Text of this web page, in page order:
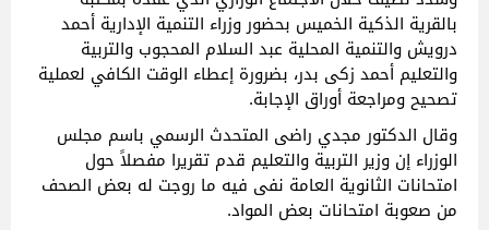
بالقرية الذكية الخميس بحضور وزراء التنمية الإدارية أحمد
درويش والتنمية المحلية عبد السلام المحجوب والتربية
والتعليم أحمد زكى بدر، بضرورة إعطاء الوقت الكافي لعملية
تصحيح ومراجعة أوراق الإجابة.
وقال الدكتور مجدي راضى المتحدث الرسمي باسم مجلس
الوزراء إن وزير التربية والتعليم قدم تقريرا مفصلاً حول
امتحانات الثانوية العامة نفى فيه ما روجت له بعض الصحف
من صعوبة امتحانات بعض المواد.